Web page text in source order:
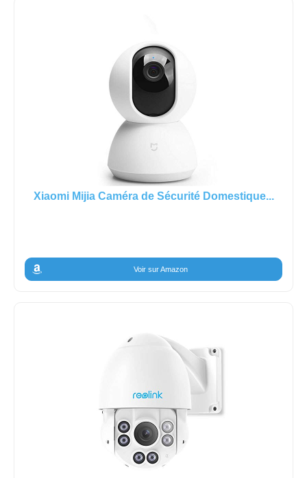
Xiaomi Mijia Caméra de Sécurité Domestique...
Voir sur Amazon